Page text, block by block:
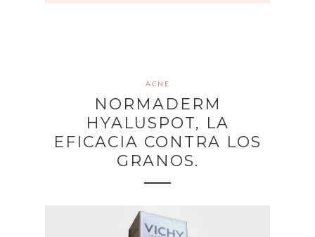
ACNE
NORMADERM
HYALUSPOT, LA
EFICACIA CONTRA LOS
GRANOS.